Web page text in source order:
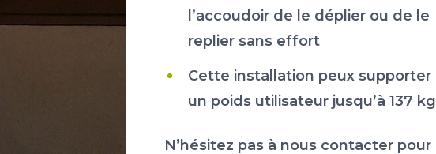
l’accoudoir de le déplier ou de le
replier sans effort
Cette installation peux supporter
un poids utilisateur jusqu’à 137 kg
N’hésitez pas à nous contacter pour